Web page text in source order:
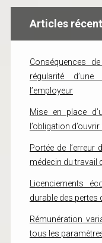
Articles
Conséquences
régularité
l’employeur
Mise en place
l’obligation
Portée de l’erreur
médecin du travail
Licenciements
durable des pertes
Rémunération
tous les